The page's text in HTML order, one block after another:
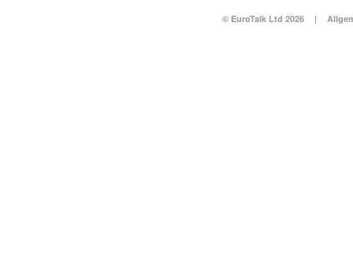
© EuroTalk Ltd 2026 |